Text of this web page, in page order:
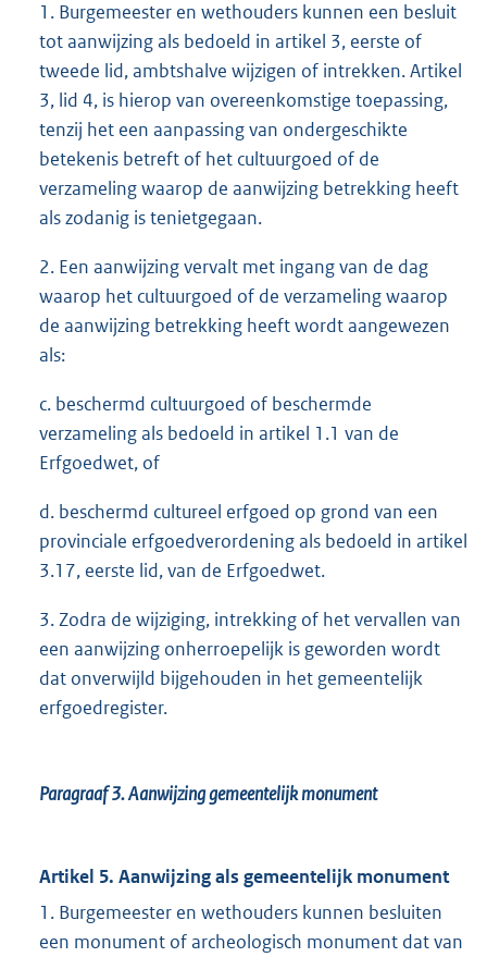
1. Burgemeester en wethouders kunnen een besluit
tot aanwijzing als bedoeld in artikel 3, eerste of
tweede lid, ambtshalve wijzigen of intrekken. Artikel
3, lid 4, is hierop van overeenkomstige toepassing,
tenzij het een aanpassing van ondergeschikte
betekenis betreft of het cultuurgoed of de
verzameling waarop de aanwijzing betrekking heeft
als zodanig is tenietgegaan.
2. Een aanwijzing vervalt met ingang van de dag
waarop het cultuurgoed of de verzameling waarop
de aanwijzing betrekking heeft wordt aangewezen
als:
c. beschermd cultuurgoed of beschermde
verzameling als bedoeld in artikel 1.1 van de
Erfgoedwet, of
d. beschermd cultureel erfgoed op grond van een
provinciale erfgoedverordening als bedoeld in artikel
3.17, eerste lid, van de Erfgoedwet.
3. Zodra de wijziging, intrekking of het vervallen van
een aanwijzing onherroepelijk is geworden wordt
dat onverwijld bijgehouden in het gemeentelijk
erfgoedregister.
Paragraaf 3.Aanwijzing gemeentelijk monument
Artikel 5. Aanwijzing als gemeentelijk monument
1. Burgemeester en wethouders kunnen besluiten
een monument of archeologisch monument dat van